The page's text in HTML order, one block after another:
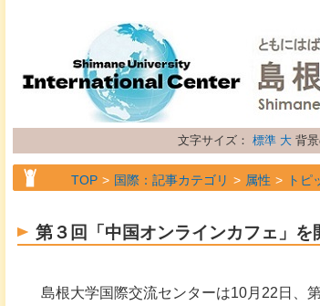
文字サイズ： 標準 大 背
TOP 国際：記事カテゴリ 属性 トピ
第３回「中国オンラインカフェ」を
島根大学国際交流センターは10月22日、